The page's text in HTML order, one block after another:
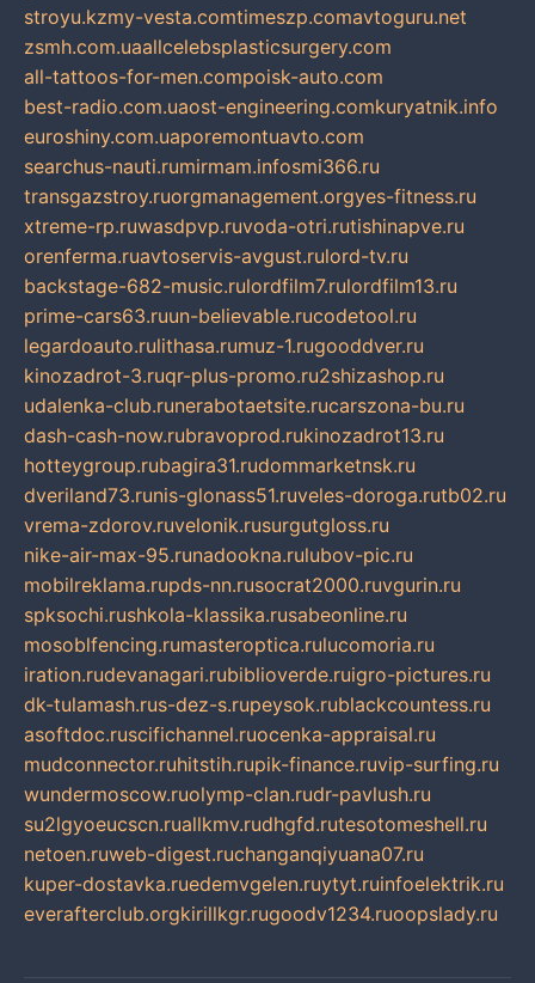
stroyu.kzmy-vesta.comtimeszp.comavtoguru.net
zsmh.com.uaallcelebsplasticsurgery.com
all-tattoos-for-men.compoisk-auto.com
best-radio.com.uaost-engineering.comkuryatnik.info
euroshiny.com.uaporemontuavto.com
searchus-nauti.rumirmam.infosmi366.ru
transgazstroy.ruorgmanagement.orgyes-fitness.ru
xtreme-rp.ruwasdpvp.ruvoda-otri.rutishinapve.ru
orenferma.ruavtoservis-avgust.rulord-tv.ru
backstage-682-music.rulordfilm7.rulordfilm13.ru
prime-cars63.ruun-believable.rucodetool.ru
legardoauto.rulithasa.rumuz-1.rugooddver.ru
kinozadrot-3.ruqr-plus-promo.ru2shizashop.ru
udalenka-club.runerabotaetsite.rucarszona-bu.ru
dash-cash-now.rubravoprod.rukinozadrot13.ru
hotteygroup.rubagira31.rudommarketnsk.ru
dveriland73.runis-glonass51.ruveles-doroga.rutb02.ru
vrema-zdorov.ruvelonik.rusurgutgloss.ru
nike-air-max-95.runadookna.rulubov-pic.ru
mobilreklama.rupds-nn.rusocrat2000.ruvgurin.ru
spksochi.rushkola-klassika.rusabeonline.ru
mosoblfencing.rumasteroptica.rulucomoria.ru
iration.rudevanagari.rubiblioverde.ruigro-pictures.ru
dk-tulamash.rus-dez-s.rupeysok.rublackcountess.ru
asoftdoc.ruscifichannel.ruocenka-appraisal.ru
mudconnector.ruhitstih.rupik-finance.ruvip-surfing.ru
wundermoscow.ruolymp-clan.rudr-pavlush.ru
su2lgyoeucscn.ruallkmv.rudhgfd.rutesotomeshell.ru
netoen.ruweb-digest.ruchanganqiyuana07.ru
kuper-dostavka.ruedemvgelen.ruytyt.ruinfoelektrik.ru
everafterclub.orgkirillkgr.rugoodv1234.ruoopslady.ru